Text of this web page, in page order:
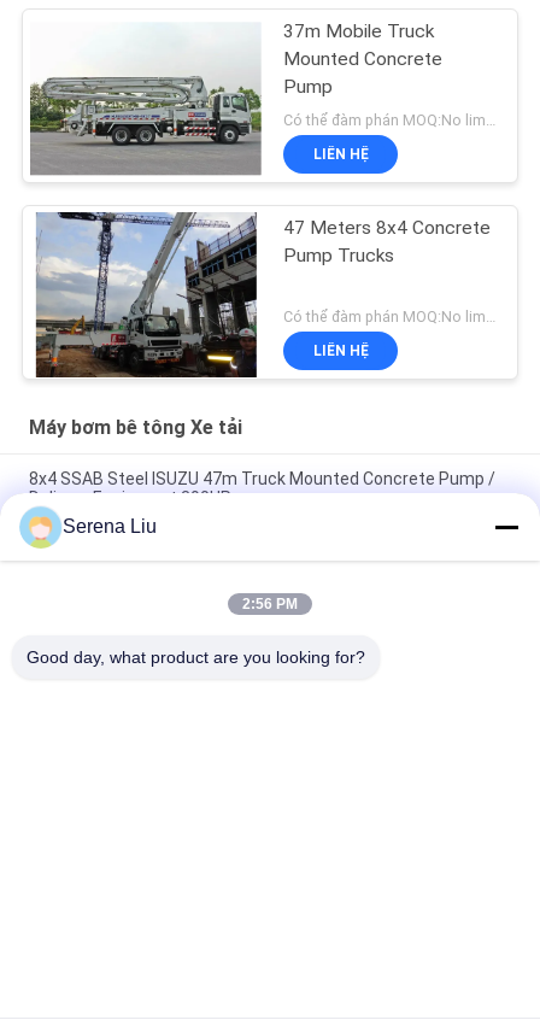
37m Mobile Truck
Mounted Concrete
Pump
Có thể đàm phán MOQ:No limited
LIÊN HỆ
47 Meters 8x4 Concrete
Pump Trucks
LIÊN HỆ
Máy bơm bê tông Xe tải
8x4 SSAB Steel ISUZU 47m Truck Mounted Concrete Pump /
Delivery Equipment 390HP
6x4 Mobile bơm bê tông xe tải với Đức Rexroth hệ thống thủy
lực 37m 360HP
Di động 47 Meters 8x4 390HP Giao bơm bê tông Xe tải
Serena Liu
2:56 PM
Good day, what product are you looking for?